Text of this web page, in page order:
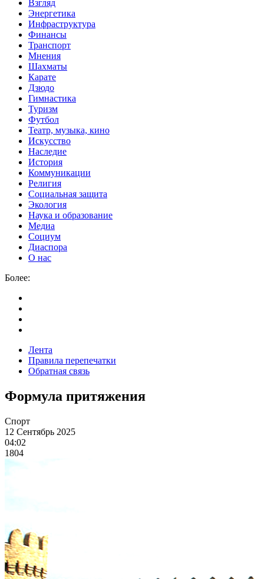
Взгляд
Энергетика
Инфраструктура
Финансы
Транспорт
Мнения
Шахматы
Карате
Дзюдо
Гимнастика
Туризм
Футбол
Театр, музыка, кино
Искусство
Наследие
История
Коммуникации
Религия
Социальная защита
Экология
Наука и образование
Медиа
Социум
Диаспора
О нас
Более:
Лента
Правила перепечатки
Обратная связь
Формула притяжения
Спорт
12 Сентябрь 2025
04:02
1804